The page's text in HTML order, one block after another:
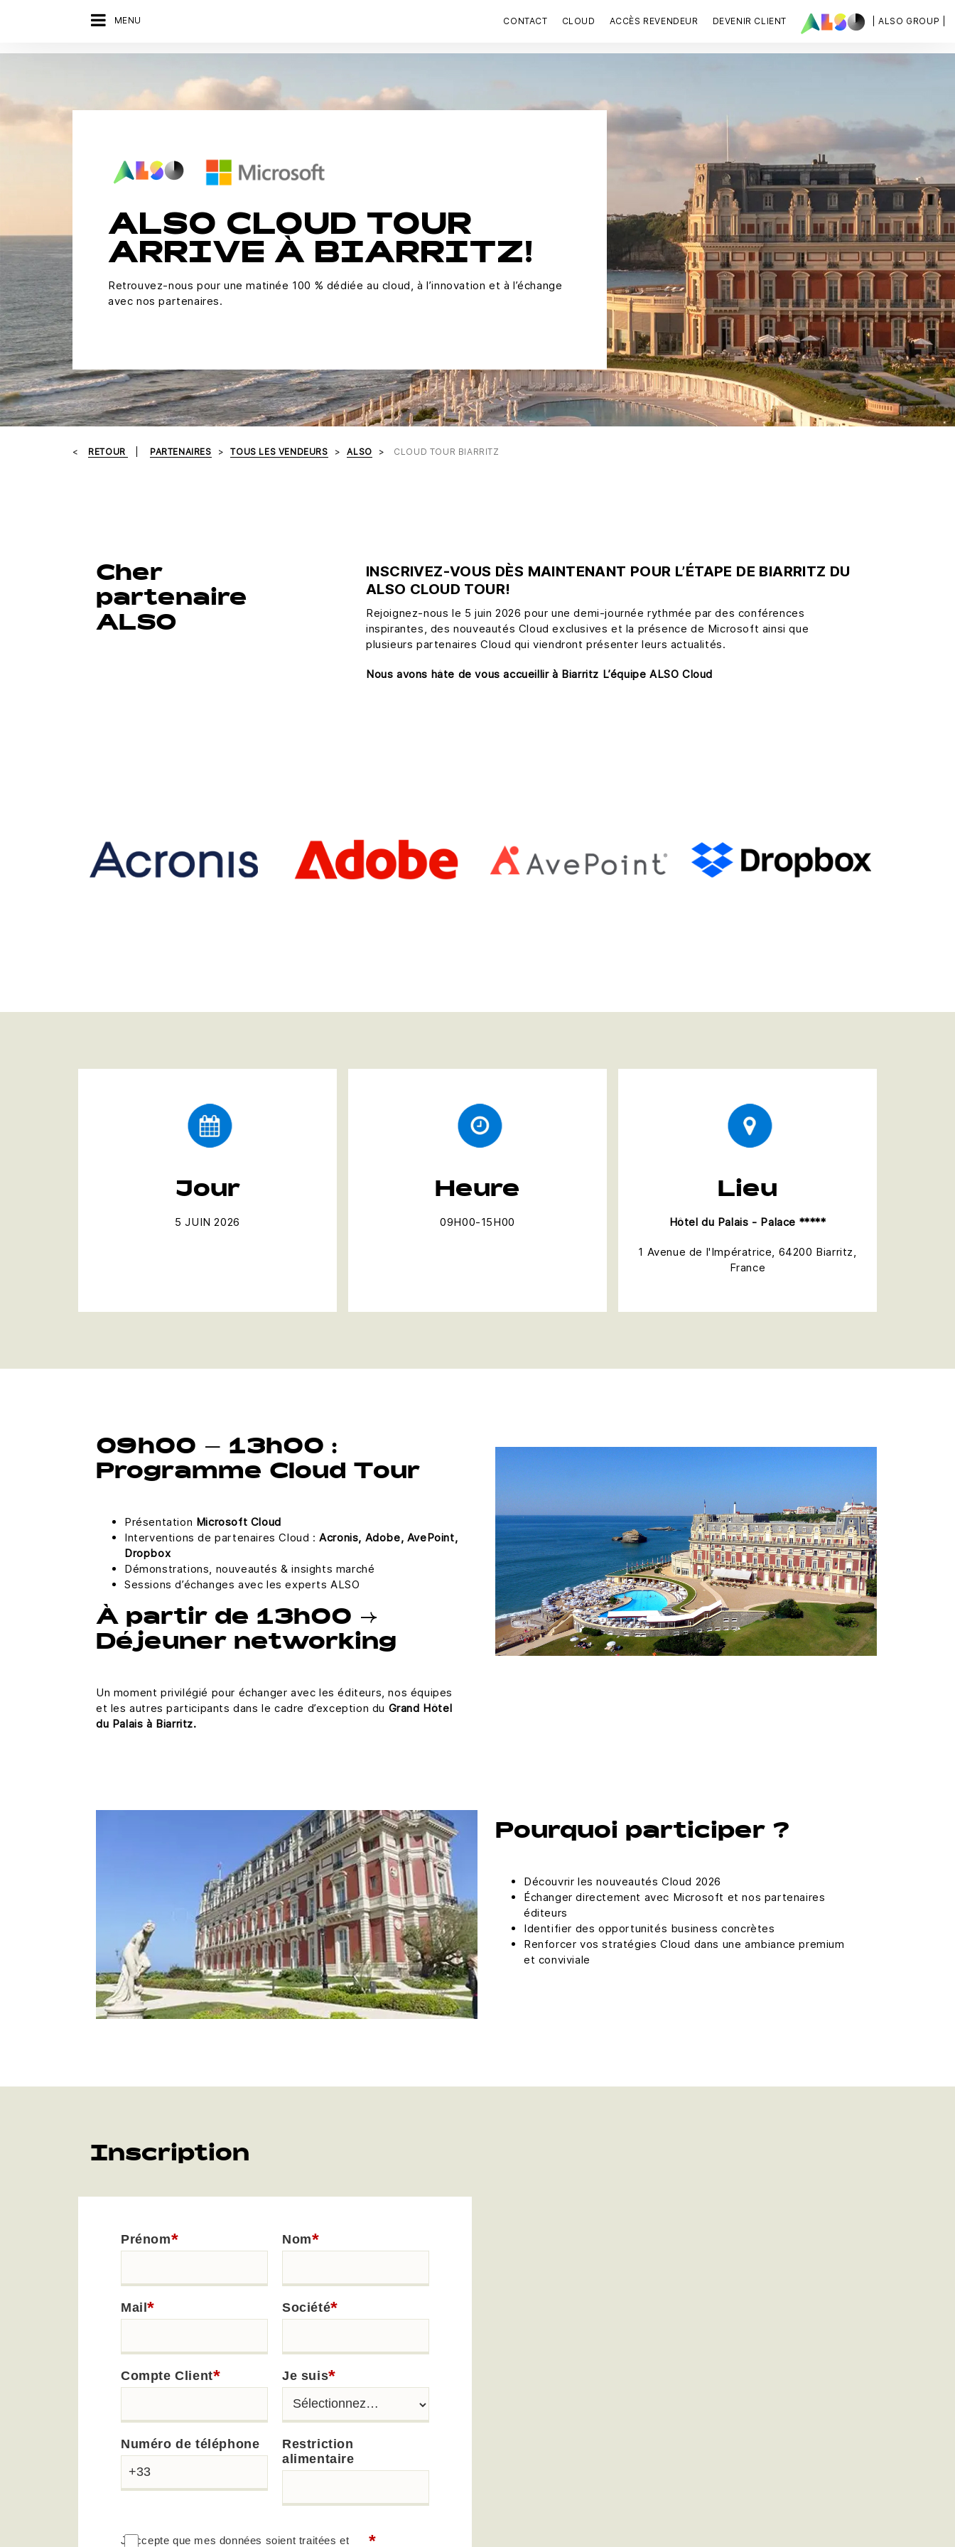
MENU | ALSO GROUP |
CONTACT CLOUD ACCÈS REVENDEUR DEVENIR CLIENT
ALSO CLOUD TOUR
ARRIVE À BIARRITZ!
Retrouvez-nous pour une matinée 100 % dédiée au cloud, à l’innovation et à l’échange
avec nos partenaires.
RETOUR PARTENAIRES TOUS LES VENDEURS ALSO CLOUD TOUR BIARRITZ
Cher
partenaire
ALSO
INSCRIVEZ-VOUS DÈS MAINTENANT POUR L’ÉTAPE DE BIARRITZ DU
ALSO CLOUD TOUR!
Rejoignez-nous le 5 juin 2026 pour une demi-journée rythmée par des conférences
inspirantes, des nouveautés Cloud exclusives et la présence de Microsoft ainsi que
plusieurs partenaires Cloud qui viendront présenter leurs actualités.
Nous avons hâte de vous accueillir à Biarritz L’équipe ALSO Cloud
Jour
5 JUIN 2026
Heure
09H00-15H00
Lieu
Hôtel du Palais - Palace *****
1 Avenue de l'Impératrice, 64200 Biarritz,
France
09h00 – 13h00 :
Programme Cloud Tour
Présentation Microsoft Cloud
Interventions de partenaires Cloud :Acronis, Adobe, AvePoint,
Dropbox
Démonstrations, nouveautés & insights marché
Sessions d’échanges avec les experts ALSO
À partir de 13h00 →
Déjeuner networking
Un moment privilégié pour échanger avec les éditeurs, nos équipes
et les autres participants dans le cadre d’exception du Grand Hôtel
du Palais à Biarritz.
Pourquoi participer ?
Découvrir les nouveautés Cloud 2026
Échanger directement avec Microsoft et nos partenaires
éditeurs
Identifier des opportunités business concrètes
Renforcer vos stratégies Cloud dans une ambiance premium
et conviviale
Inscription
*
Prénom *
Nom
*
Mail *
Société
*
Compte Client *
Je suis
Numéro de téléphone
Restriction
alimentaire
*
J'accepte que mes données soient traitées et